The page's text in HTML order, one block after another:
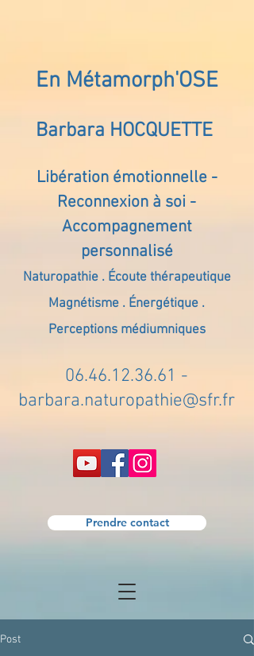
En Métamorph'OSE
Barbara HOCQUETTE
Libération émotionnelle -
Reconnexion à soi -
Accompagnement
personnalisé
Naturopathie . Écoute thérapeutique
Magnétisme . Énergétique .
Perceptions médiumniques
06.46.12.36.61 -
barbara.naturopathie@sfr.fr
Prendre contact
Post